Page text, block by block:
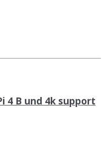
4 B und 4k support